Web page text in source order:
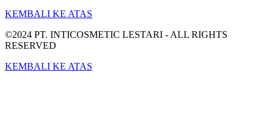
KEMBALI KE ATAS
©2024 PT. INTICOSMETIC LESTARI - ALL RIGHTS
RESERVED
KEMBALI KE ATAS